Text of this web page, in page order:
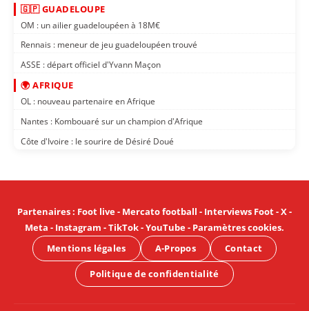
🇬🇵 GUADELOUPE
OM : un ailier guadeloupéen à 18M€
Rennais : meneur de jeu guadeloupéen trouvé
ASSE : départ officiel d'Yvann Maçon
🌍 AFRIQUE
OL : nouveau partenaire en Afrique
Nantes : Kombouaré sur un champion d'Afrique
Côte d'Ivoire : le sourire de Désiré Doué
Partenaires: Foot live- Mercato football - Interviews Foot-X-
Meta - Instagram -TikTok-YouTube- Paramètres cookies.
Mentions légales
A-Propos Contact
Politique de confidentialité